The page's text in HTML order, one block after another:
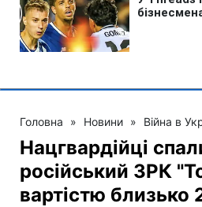
Головна » Новини » Війна в
Нацгвардійці
російський ЗРК
вартістю близько